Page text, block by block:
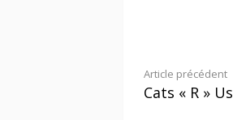
Lire
Article précédent
Cats « R » Us